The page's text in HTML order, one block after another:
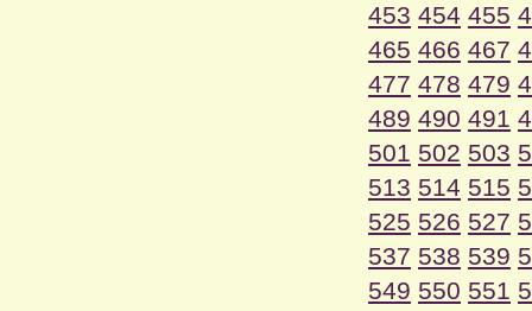
453 454 455
465 466 467
477 478 479
489 490 491
501 502 503
513 514 515
525 526 527
537 538 539
549 550 551